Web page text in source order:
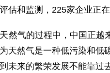
估和监测，225家企业正
然气的过程中，中国正
天然气是一种低污染和低
未来的繁荣发展不能靠过